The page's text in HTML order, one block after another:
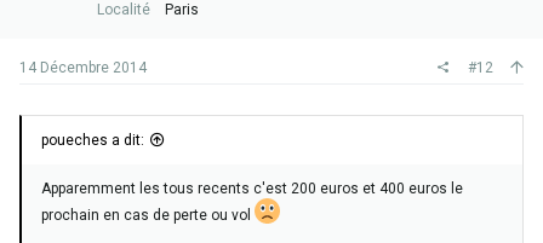
Localité
Paris
14 Décembre 2014 #12
poueches a dit:
Apparemment les tous recents c'est 200 euros et 400 euros le
prochain en cas de perte ou vol